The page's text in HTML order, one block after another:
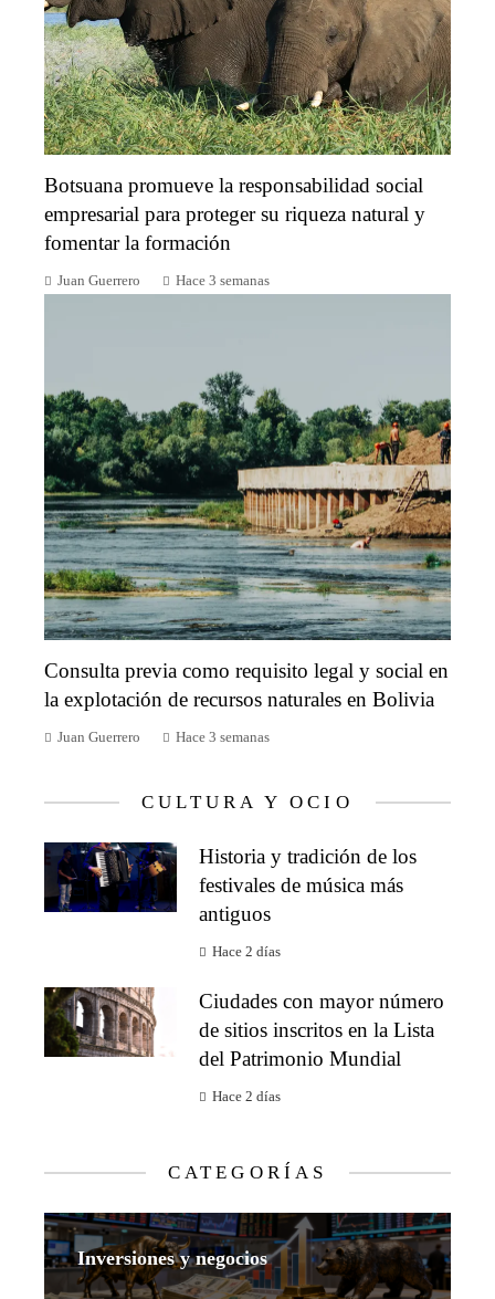
Botsuana promueve la responsabilidad social
empresarial para proteger su riqueza natural y
fomentar la formación
Juan Guerrero Hace 3 semanas
Consulta previa como requisito legal y social en
la explotación de recursos naturales en Bolivia
Juan Guerrero Hace 3 semanas
CULTURA Y OCIO
Historia y tradición de los
festivales de música más
antiguos
Hace 2 días
Ciudades con mayor número
de sitios inscritos en la Lista
del Patrimonio Mundial
Hace 2 días
CATEGORÍAS
Inversiones y negocios